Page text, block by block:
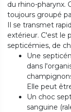
du rhino-pharynx.
toujours groupé
Il se transmet
extérieur. C'est le
septicémies, de
Une
dans
Elle peut
Un choc
sanguine